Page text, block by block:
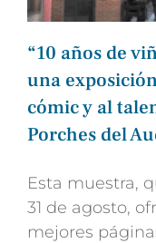
“10 años de
una
cómic y al
Porches del
Esta muestra,
31 de agosto,
mejores